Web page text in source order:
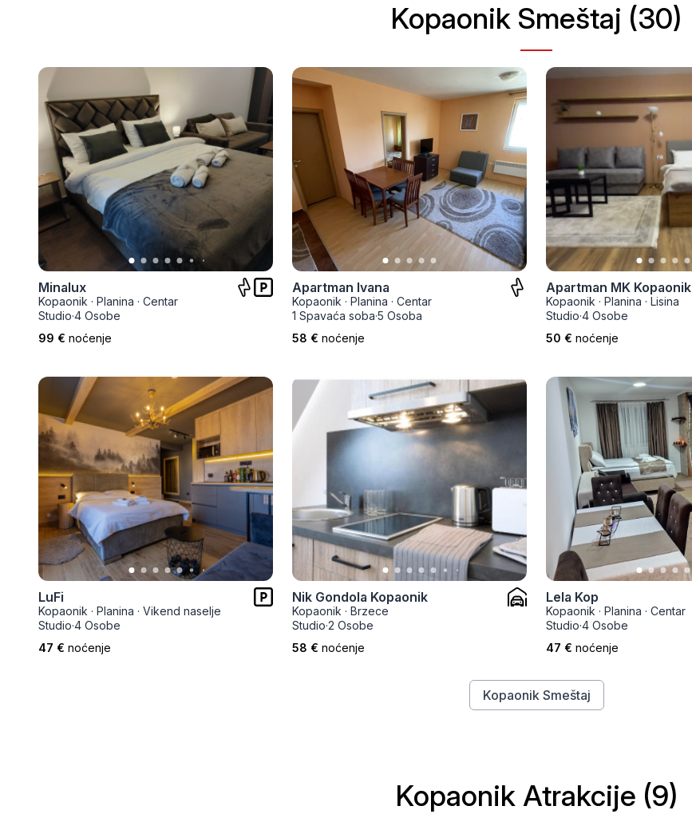
Kopaonik Smeštaj (30)
Minalux
Kopaonik · Planina · Centar
Studio·4 Osobe
99 € noćenje
Apartman Ivana
Kopaonik · Planina · Centar
1 Spavaća soba·5 Osoba
58 € noćenje
Apartman MK Kopaonik
Kopaonik · Planina · Lisina
Studio·4 Osobe
50 € noćenje
LuFi
Kopaonik · Planina · Vikend naselje
Studio·4 Osobe
47 € noćenje
Nik Gondola Kopaonik
Kopaonik · Brzece
Studio·2 Osobe
58 € noćenje
Lela Kop
Kopaonik · Planina · Centar
Studio·4 Osobe
47 € noćenje
Kopaonik Smeštaj
Kopaonik Atrakcije (9)